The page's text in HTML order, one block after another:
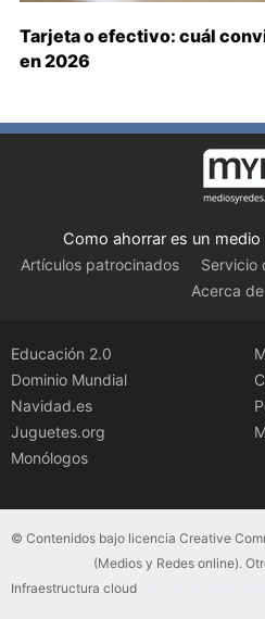
Tarjeta o efectivo: cuál
en 2026
Como ahorrar es un medio
Artículos patrocinados Servicio
Acerca
Educación 2.0
Dominio Mundial
Navidad.es
Juguetes.org
Monólogos
© Contenidos bajo licencia Creative
(Medios y Redes online).
Infraestructura cloud